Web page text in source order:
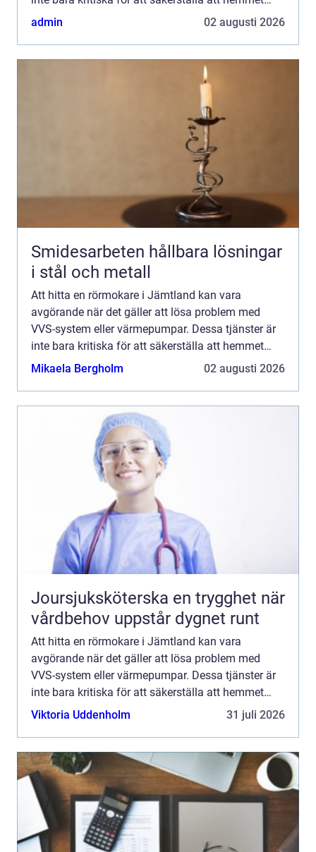
fun...
admin 02 augusti 2026
Smidesarbeten hållbara lösningar
i stål och metall
Att hitta en rörmokare i Jämtland kan vara
avgörande när det gäller att lösa problem med
VVS-system eller värmepumpar. Dessa tjänster är
inte bara kritiska för att säkerställa att hemmet
fun...
Mikaela Bergholm 02 augusti 2026
Joursjuksköterska en trygghet när
vårdbehov uppstår dygnet runt
Att hitta en rörmokare i Jämtland kan vara
avgörande när det gäller att lösa problem med
VVS-system eller värmepumpar. Dessa tjänster är
inte bara kritiska för att säkerställa att hemmet
fun...
Viktoria Uddenholm 31 juli 2026